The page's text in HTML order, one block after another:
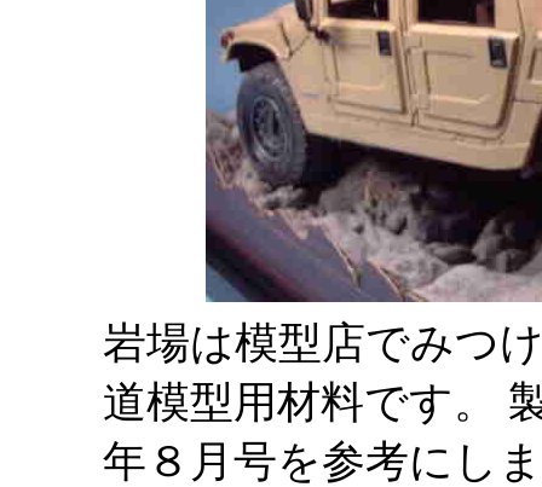
岩場は模型店でみつ
道模型用材料です。
年８月号を参考にし